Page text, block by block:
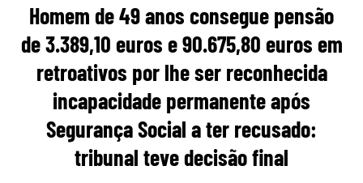
Homem de 49 anos consegue pensão
de 3.389,10 euros e 90.675,80 euros em
retroativos por lhe ser reconhecida
incapacidade permanente após
Segurança Social a ter recusado:
tribunal teve decisão final